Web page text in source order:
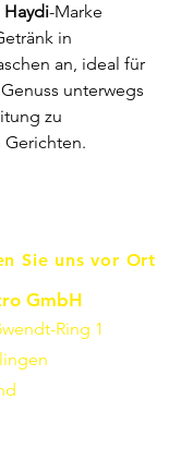
Haydi-Marke
in
an, ideal für
unterwegs
zu
Gerichten.
Sie uns vor Ort
GmbH
Ring 1